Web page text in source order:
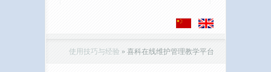
使用技巧与经验 » 喜科在线维护管理教学平台